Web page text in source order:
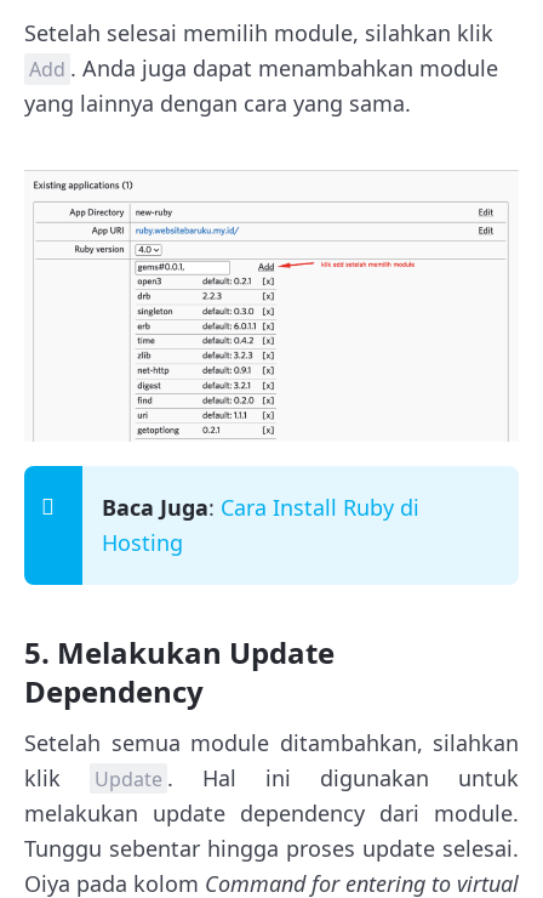
Setelah selesai memilih module, silahkan klik
Add . Anda juga dapat menambahkan module
yang lainnya dengan cara yang sama.
Baca Juga: Cara Install Ruby di
Hosting
5. Melakukan Update
Dependency
Setelah semua module ditambahkan, silahkan
klik
Update . Hal ini digunakan untuk
melakukan update dependency dari module.
Tunggu sebentar hingga proses update selesai.
Oiya pada kolom Command for entering to virtual